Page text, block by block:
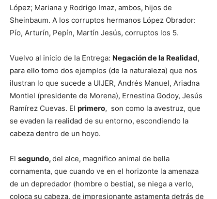
López; Mariana y Rodrigo Imaz, ambos, hijos de
Sheinbaum. A los corruptos hermanos López Obrador:
Pío, Arturín, Pepín, Martín Jesús, corruptos los 5.
Vuelvo al inicio de la Entrega: Negación de la Realidad,
para ello tomo dos ejemplos (de la naturaleza) que nos
ilustran lo que sucede a UIJER, Andrés Manuel, Ariadna
Montiel (presidente de Morena), Ernestina Godoy, Jesús
Ramírez Cuevas. El primero, son como la avestruz, que
se evaden la realidad de su entorno, escondiendo la
cabeza dentro de un hoyo.
El segundo,del alce, magnifico animal de bella
cornamenta, que cuando ve en el horizonte la amenaza
de un depredador (hombre o bestia), se niega a verlo,
coloca su cabeza, de impresionante astamenta detrás de